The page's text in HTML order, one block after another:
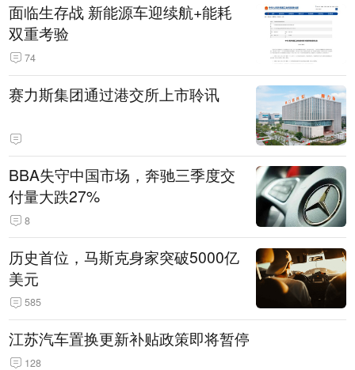
面临生存战 新能源车迎续航+能耗
双重考验
74
赛力斯集团通过港交所上市聆讯
BBA失守中国市场，奔驰三季度交
付量大跌27%
8
历史首位，马斯克身家突破5000亿
美元
585
江苏汽车置换更新补贴政策即将暂停
128